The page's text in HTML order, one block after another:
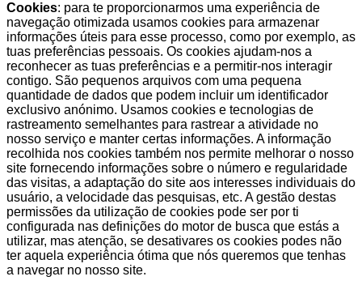
Cookies: para te proporcionarmos uma experiência de
navegação otimizada usamos cookies para armazenar
informações úteis para esse processo, como por exemplo, as
tuas preferências pessoais. Os cookies ajudam-nos a
reconhecer as tuas preferências e a permitir-nos interagir
contigo. São pequenos arquivos com uma pequena
quantidade de dados que podem incluir um identificador
exclusivo anónimo. Usamos cookies e tecnologias de
rastreamento semelhantes para rastrear a atividade no
nosso serviço e manter certas informações. A informação
recolhida nos cookies também nos permite melhorar o nosso
site fornecendo informações sobre o número e regularidade
das visitas, a adaptação do site aos interesses individuais do
usuário, a velocidade das pesquisas, etc. A gestão destas
permissões da utilização de cookies pode ser por ti
configurada nas definições do motor de busca que estás a
utilizar, mas atenção, se desativares os cookies podes não
ter aquela experiência ótima que nós queremos que tenhas
a navegar no nosso site.